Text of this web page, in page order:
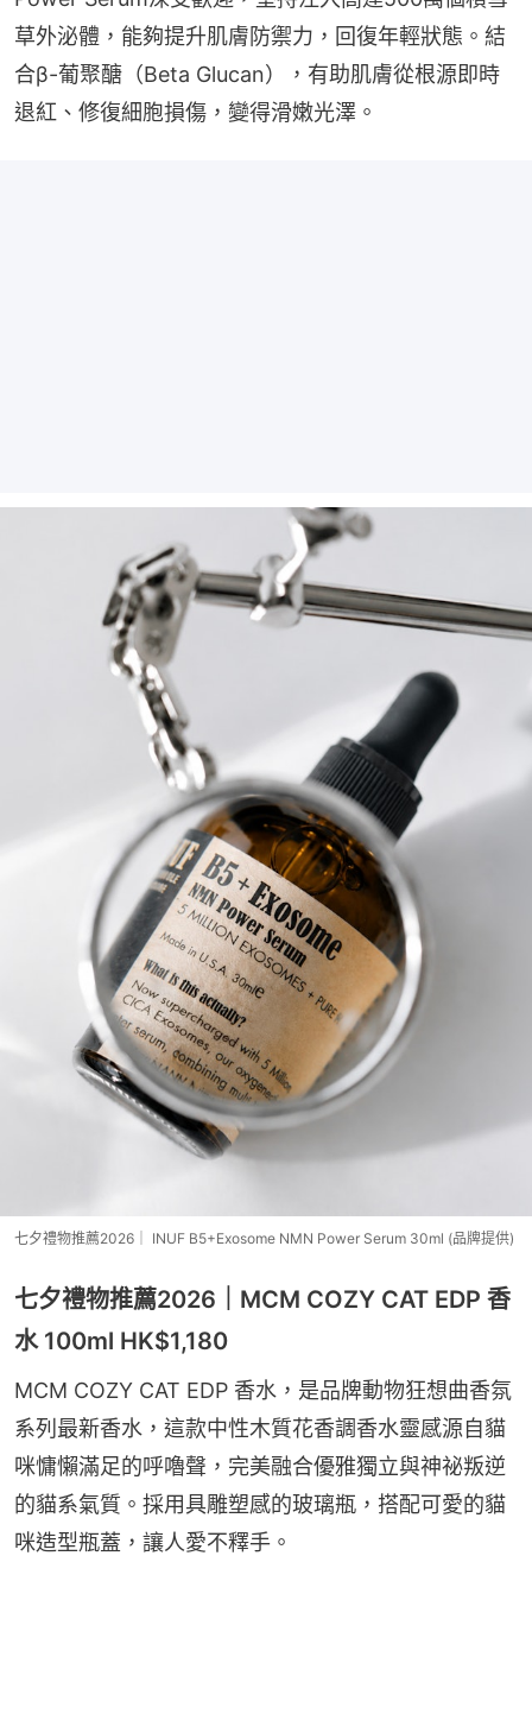
草外泌體，能夠提升肌膚防禦力，回復年輕狀態。結
合β-葡聚醣（Beta Glucan），有助肌膚從根源即時
退紅、修復細胞損傷，變得滑嫩光澤。
七夕禮物推薦2026｜ INUF B5+Exosome NMN Power Serum 30ml (品牌提供)
七夕禮物推薦2026｜MCM COZY CAT EDP 香
水 100ml HK$1,180
MCM COZY CAT EDP 香水，是品牌動物狂想曲香氛
系列最新香水，這款中性木質花香調香水靈感源自貓
咪慵懶滿足的呼嚕聲，完美融合優雅獨立與神祕叛逆
的貓系氣質。採用具雕塑感的玻璃瓶，搭配可愛的貓
咪造型瓶蓋，讓人愛不釋手。